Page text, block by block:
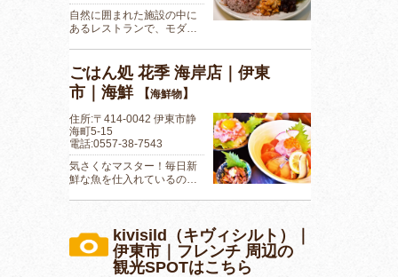
自然に囲まれた施設の中に
あるレストランで、モダ…
ごはん処 花季 海岸店｜伊東
市｜海鮮
【海鮮物】
住所:〒414-0042 伊東市静
海町5-15
電話:0557-38-7543
気さくなマスター！毎日新
鮮な魚を仕入れているの…
kivisild（キヴィシルト）｜
伊東市｜フレンチ 周辺の
観光SPOTはこちら